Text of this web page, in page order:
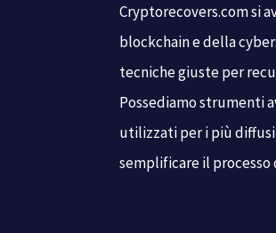
Cryptorecovers.com si
blockchain e della
tecniche giuste per
Possediamo strumenti
utilizzati per i più
semplificare il processo